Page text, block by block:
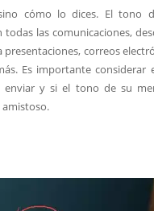
cómo lo dices. El tono
las comunicaciones,
presentaciones, correos
Es importante considerar
enviar y si el tono de su